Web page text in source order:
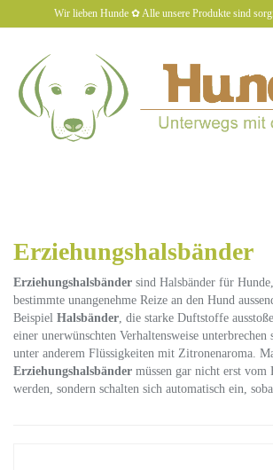
to
Wir lieben Hunde ✿ Alle unsere Produkte sind
Erziehungshalsbänder
Erziehungshalsbänder sind Halsbänder für
bestimmte unangenehme Reize an den Hund
Beispiel Halsbänder, die starke Duftstoffe
einer unerwünschten Verhaltensweise
unter anderem Flüssigkeiten mit Zitronenaroma.
Erziehungshalsbänder müssen gar nicht erst
werden, sondern schalten sich automatisch ein,